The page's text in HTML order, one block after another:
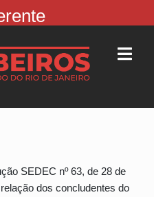
SEDEC nº 63, de 28 de
dos concludentes do